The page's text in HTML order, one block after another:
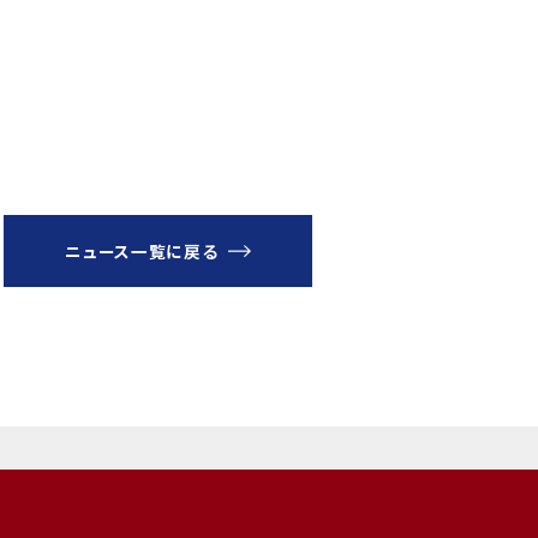
ニュース一覧に戻る